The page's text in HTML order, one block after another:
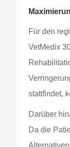
Für den
VetMedix
stattfindet,
Darüber
Da die